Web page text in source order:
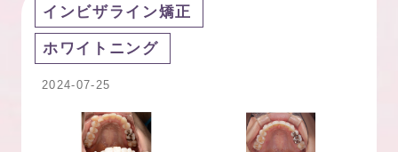
インビザライン矯正
ホワイトニング
2024-07-25